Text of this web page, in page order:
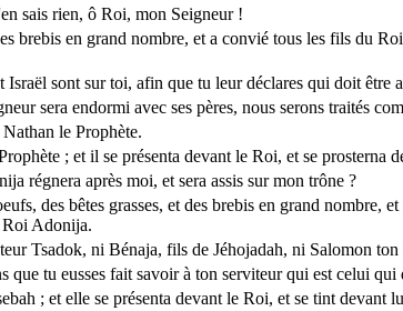
sais rien, ô Roi, mon Seigneur !
brebis en grand nombre, et a convié tous les fils
sont sur toi, afin que tu leur déclares qui doit être
sera endormi avec ses pères, nous serons traités
le Prophète.
; et il se présenta devant le Roi, et se prosterna
régnera après moi, et sera assis sur mon trône ?
des bêtes grasses, et des brebis en grand
Adonija.
Tsadok, ni Bénaja, fils de Jéhojadah, ni Salomon ton
tu eusses fait savoir à ton serviteur qui est celui
; et elle se présenta devant le Roi, et se tint devant